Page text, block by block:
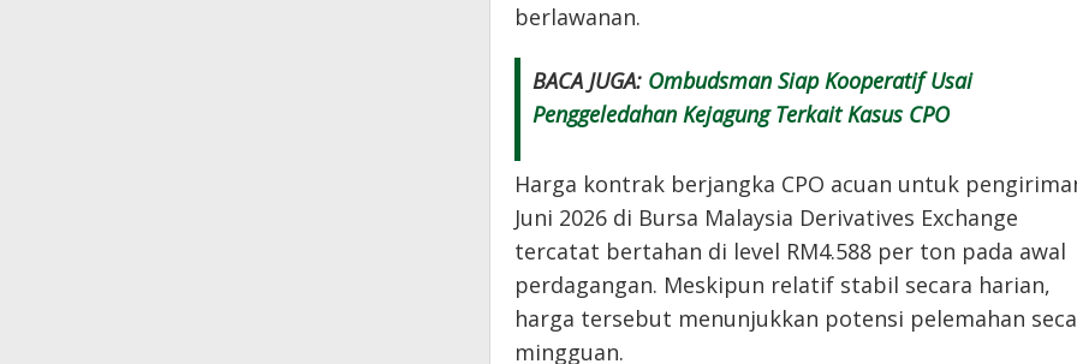
berlawanan.
BACA JUGA: Ombudsman Siap Kooperatif Usai
Penggeledahan Kejagung Terkait Kasus CPO
Harga kontrak berjangka CPO acuan untuk
Juni 2026 di Bursa Malaysia Derivatives Exchange
tercatat bertahan di level RM4.588 per ton pada awal
perdagangan. Meskipun relatif stabil secara harian,
harga tersebut menunjukkan potensi pelemahan
mingguan.